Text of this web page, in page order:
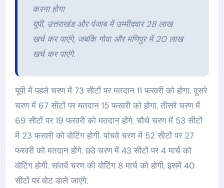
करना होगा
यूपी, उत्तराखंड और पंजाब में उम्मीदवार 28 लाख
खर्च कर पाएंगे, जबकि गोवा और मणिपुर में 20 लाख
खर्च कर पाएंगे.
यूपी में पहले चरण में 73 सीटों पर मतदान 11 फरवरी को होगा. दूसरे
चरण में 67 सीटों पर मतदान 15 फरवरी को होगा. तीसरे चरण में
69 सीटों पर 19 फरवरी को मतदान होंगे. चौथे चरण में 53 सीटों
में 23 फरवरी को वोटिंग होगी. पांचवे चरण में 52 सीटों पर 27
फरवरी को मतदान होंगे. छठे चरण में 43 सीटों पर 4 मार्च को
वोटिंग होगी. सांतवें चरण की वोटिंग 8 मार्च को होगी, इसमें 40
सीटों पर वोट डाले जाएंगे.